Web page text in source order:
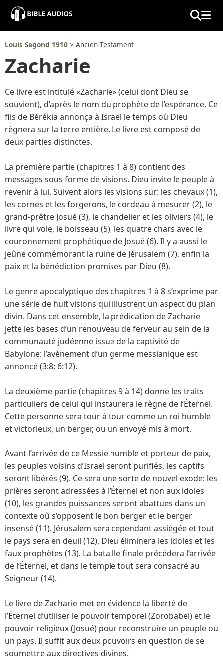
×
Home
Audio
Bible
Contacts
About
Copyright
Download
L.O.A
Ebook
Louis Segond 1910 > Ancien Testament
Zacharie
Ce livre est intitulé «Zacharie» (celui dont Dieu se
souvient), d’après le nom du prophète de l’espérance. Ce
fils de Bérékia annonça à Israël le temps où Dieu
règnera sur la terre entière. Le livre est composé de
deux parties distinctes.
La première partie (chapitres 1 à 8) contient des
messages sous forme de visions. Dieu invite le peuple à
revenir à lui. Suivent alors les visions sur: les chevaux (1),
les cornes et les forgerons, le cordeau à mesurer (2), le
grand-prêtre Josué (3), le chandelier et les oliviers (4), le
livre qui vole, le boisseau (5), les quatre chars avec le
couronnement prophétique de Josué (6). Il y a aussi le
jeûne commémorant la ruine de Jérusalem (7), enfin la
paix et la bénédiction promises par Dieu (8).
Le genre apocalyptique des chapitres 1 à 8 s’exprime par
une série de huit visions qui illustrent un aspect du plan
divin. Dans cet ensemble, la prédication de Zacharie
jette les bases d’un renouveau de ferveur au sein de la
communauté judéenne issue de la captivité de
Babylone: l’avènement d’un germe messianique est
annoncé (3:8; 6:12).
La deuxième partie (chapitres 9 à 14) donne les traits
particuliers de celui qui instaurera le règne de l’Éternel.
Cette personne sera tour à tour comme un roi humble
et victorieux, un berger, ou un envoyé mis à mort.
Avant l’arrivée de ce Messie humble et porteur de paix,
les peuples voisins d’Israël seront purifiés, les captifs
seront libérés (9). Ce sera une sorte de nouvel exode: les
prières seront adressées à l’Éternel et non aux idoles
(10), les grandes puissances seront abattues dans un
contexte où s’opposent le bon berger et le berger
insensé (11). Jérusalem sera cependant assiégée et tout
le pays sera en deuil (12), Dieu éliminera les idoles et les
faux prophètes (13). La bataille finale précédera l’arrivée
de l’Éternel, et dans le temple tout sera consacré au
Seigneur (14).
Le livre de Zacharie met en évidence la liberté de
l’Éternel d’utiliser le pouvoir temporel (Zorobabel) et le
pouvoir religieux (Josué) pour reconstruire un peuple ou
un pays. Il suffit aux deux pouvoirs en question de se
soumettre aux directives divines.